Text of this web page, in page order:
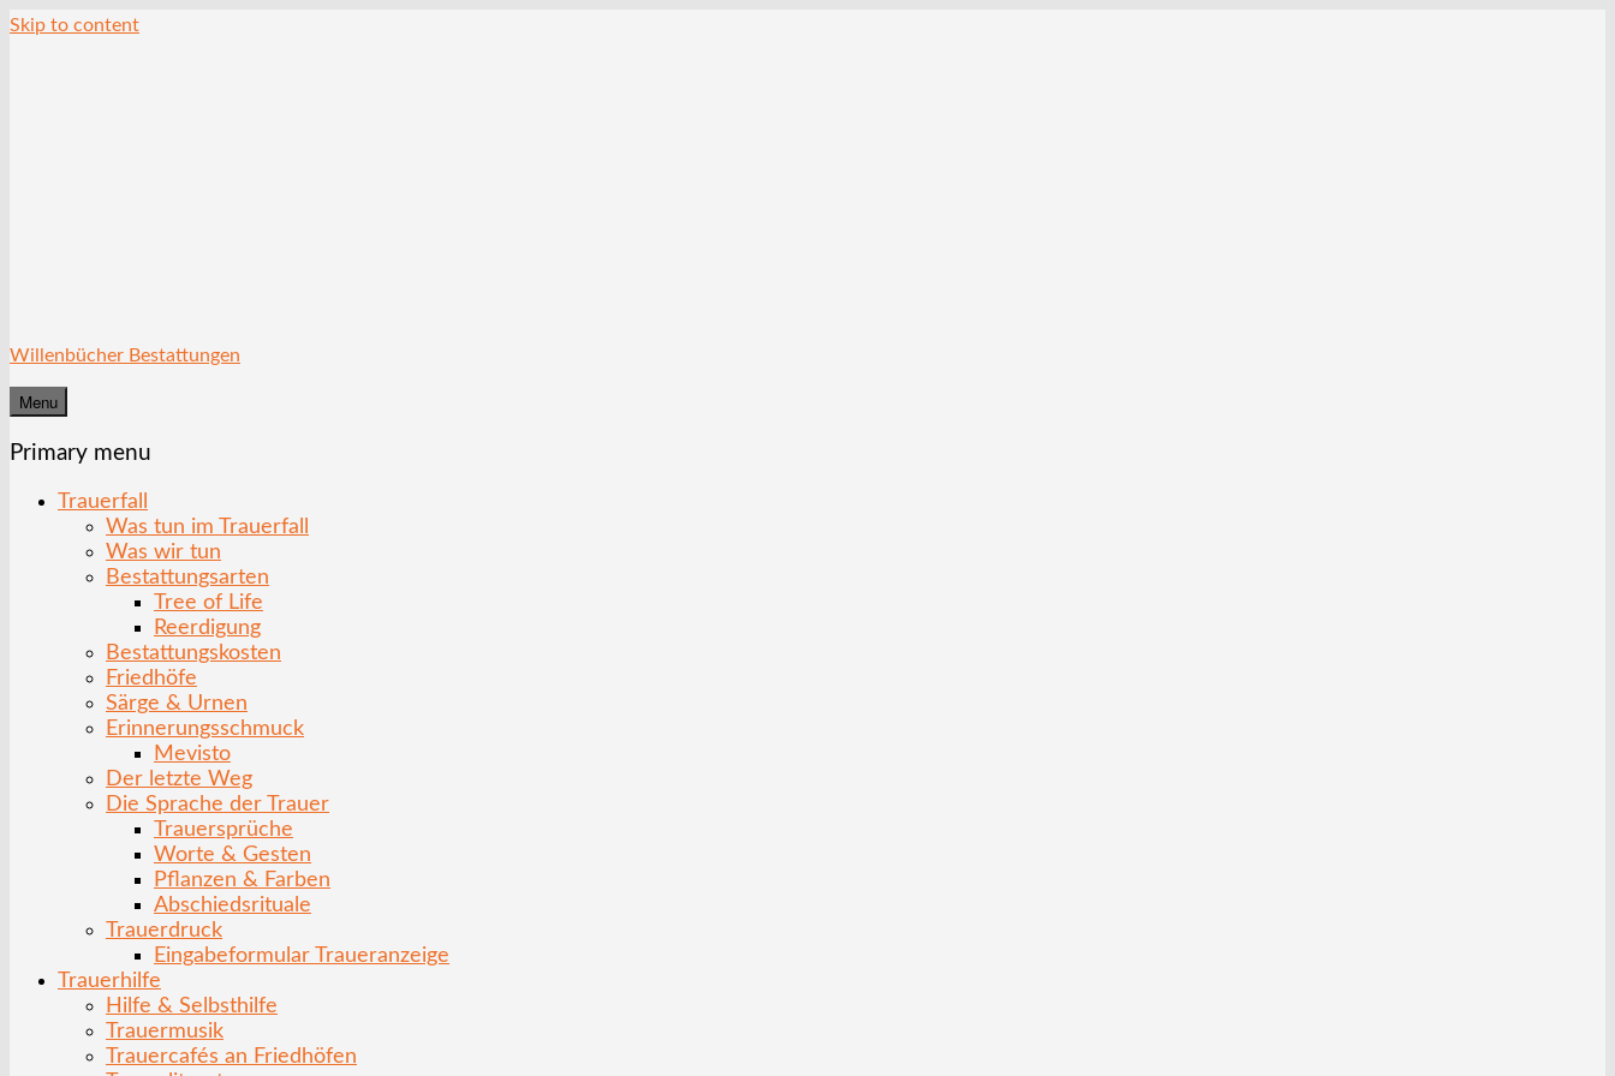
Skip to content
Willenbücher Bestattungen
Menu
Primary menu
Trauerfall
Was tun im Trauerfall
Was wir tun
Bestattungsarten
Tree of Life
Reerdigung
Bestattungskosten
Friedhöfe
Särge & Urnen
Erinnerungsschmuck
Mevisto
Der letzte Weg
Die Sprache der Trauer
Trauersprüche
Worte & Gesten
Pflanzen & Farben
Abschiedsrituale
Trauerdruck
Eingabeformular Traueranzeige
Trauerhilfe
Hilfe & Selbsthilfe
Trauermusik
Trauercafés an Friedhöfen